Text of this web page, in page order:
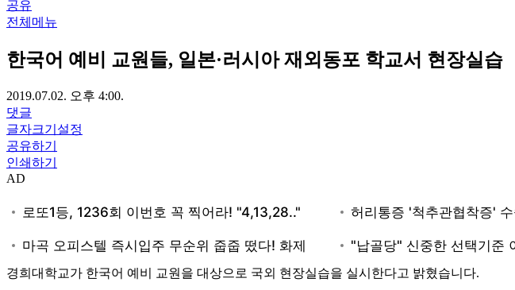
공유
전체메뉴
한국어 예비 교원들, 일본·러시아 재외동포 학교서 현장실습
2019.07.02. 오후 4:00.
댓글
글자크기설정
공유하기
인쇄하기
AD
경희대학교가 한국어 예비 교원을 대상으로 국외 현장실습을 실시한다고 밝혔습니다.